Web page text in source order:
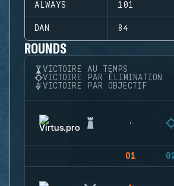
ALWAYS 101
DAN 84
ROUNDS
VICTOIRE AU TEMPS
VICTOIRE PAR ÉLIMINATION
VICTOIRE PAR OBJECTIF
01